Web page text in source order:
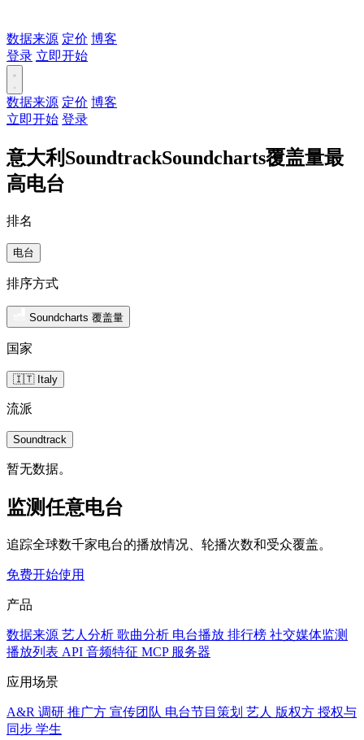
数据来源 定价 博客
登录 立即开始
数据来源 定价 博客
立即开始 登录
意大利SoundtrackSoundcharts覆盖量最
高电台
排名
电台
排序方式
Soundcharts 覆盖量
国家
🇮🇹 Italy
流派
Soundtrack
暂无数据。
监测任意电台
追踪全球数千家电台的播放情况、轮播次数和受众覆盖。
免费开始使用
产品
数据来源 艺人分析 歌曲分析 电台播放 排行榜 社交媒体监测
播放列表 API 音频特征 MCP 服务器
应用场景
A&R 调研 推广方 宣传团队 电台节目策划 艺人 版权方 授权与
同步 学生